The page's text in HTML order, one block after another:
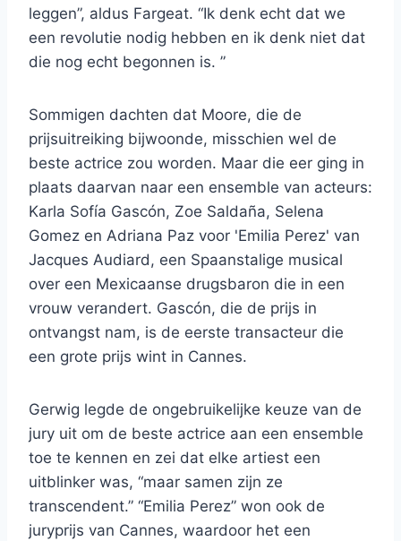
leggen”, aldus Fargeat. “Ik denk echt dat we
een revolutie nodig hebben en ik denk niet dat
die nog echt begonnen is. ”
Sommigen dachten dat Moore, die de
prijsuitreiking bijwoonde, misschien wel de
beste actrice zou worden. Maar die eer ging in
plaats daarvan naar een ensemble van acteurs:
Karla Sofía Gascón, Zoe Saldaña, Selena
Gomez en Adriana Paz voor 'Emilia Perez' van
Jacques Audiard, een Spaanstalige musical
over een Mexicaanse drugsbaron die in een
vrouw verandert. Gascón, die de prijs in
ontvangst nam, is de eerste transacteur die
een grote prijs wint in Cannes.
Gerwig legde de ongebruikelijke keuze van de
jury uit om de beste actrice aan een ensemble
toe te kennen en zei dat elke artiest een
uitblinker was, “maar samen zijn ze
transcendent.” “Emilia Perez” won ook de
juryprijs van Cannes, waardoor het een